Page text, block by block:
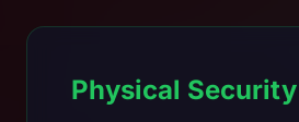
Physical